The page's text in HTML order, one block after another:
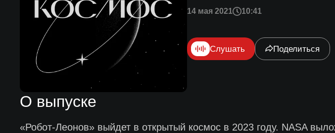
14 мая 2021 10:41
Слушать Поделиться
О выпуске
«Робот-Леонов» выйдет в открытый космос в 2023 году. NASA